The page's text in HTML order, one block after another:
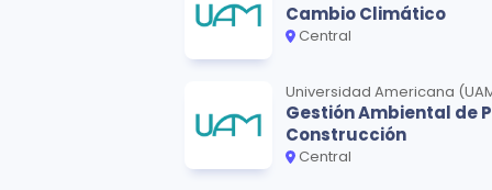
Cambio Climático
Central
Universidad Americana
Gestión Ambiental de
Construcción
Central